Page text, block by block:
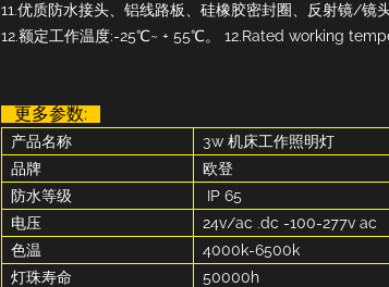
11.优质防水接头、铝线路板、硅橡胶密封圈、反射镜/镜
12.额定工作温度:-25℃~ + 55℃。 12.Rated working
更多参数:
产品名称
3w 机床工作照明灯
品牌
欧登
防水等级
IP 65
电压
24v/ac .dc -100-277v ac
色温
4000k-6500k
灯珠寿命
50000h